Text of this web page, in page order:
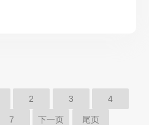
质展商，聚焦绿色化、数字化
2 3 4
7 下一页 尾页